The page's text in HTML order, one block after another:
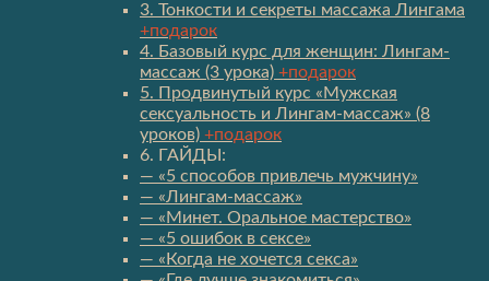
3. Тонкости и секреты массажа Лингама
+подарок
4. Базовый курс для женщин: Лингам-
массаж (3 урока) +подарок
5. Продвинутый курс «Мужская
сексуальность и Лингам-массаж» (8
уроков) +подарок
6. ГАЙДЫ:
— «5 способов привлечь мужчину»
— «Лингам-массаж»
— «Минет. Оральное мастерство»
— «5 ошибок в сексе»
— «Когда не хочется секса»